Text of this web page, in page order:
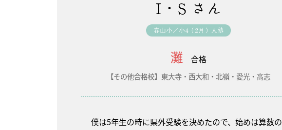
I・S さん
春山小／小4（2月）入塾
灘 合格
【その他合格校】東大寺・西大和・北嶺・愛光・高志
僕は5年生の時に県外受験を決めたので、始めは算数の